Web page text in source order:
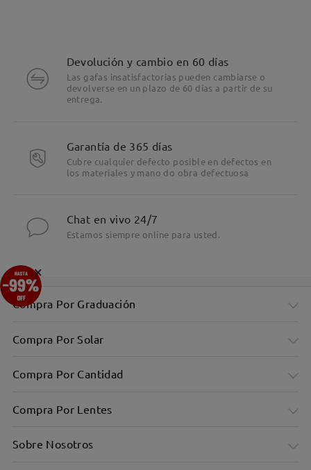
Devolución y cambio en 60 días
Las gafas insatisfactorias pueden cambiarse o
devolverse en un plazo de 60 días a partir de su
entrega.
Garantía de 365 días
Cubre cualquier defecto posible en defectos en
los materiales y mano do obra defectuosa
Chat en vivo 24/7
Estamos siempre online para usted.
Compra Por Graduación
Compra Por Solar
Compra Por Cantidad
Compra Por Lentes
Sobre Nosotros
×